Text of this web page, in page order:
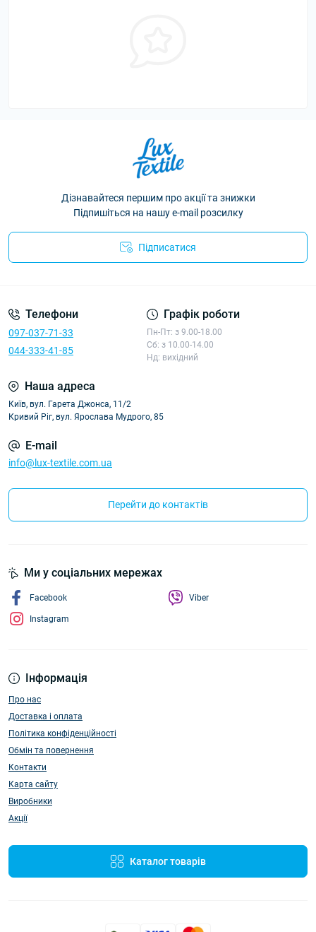
Дізнавайтеся першим про акції та знижки
Підпишіться на нашу e-mail розсилку
Підписатися
Телефони
097-037-71-33
044-333-41-85
Графік роботи
Пн-Пт: з 9.00-18.00
Сб: з 10.00-14.00
Нд: вихідний
Наша адреса
Київ, вул. Гарета Джонса, 11/2
Кривий Ріг, вул. Ярослава Мудрого, 85
E-mail
info@lux-textile.com.ua
Перейти до контактів
Інформація
Про нас
Доставка і оплата
Політика конфіденційності
Обмін та повернення
Контакти
Карта сайту
Виробники
Акції
Каталог товарів
Ми у соціальних мережах
Facebook
Instagram
Viber